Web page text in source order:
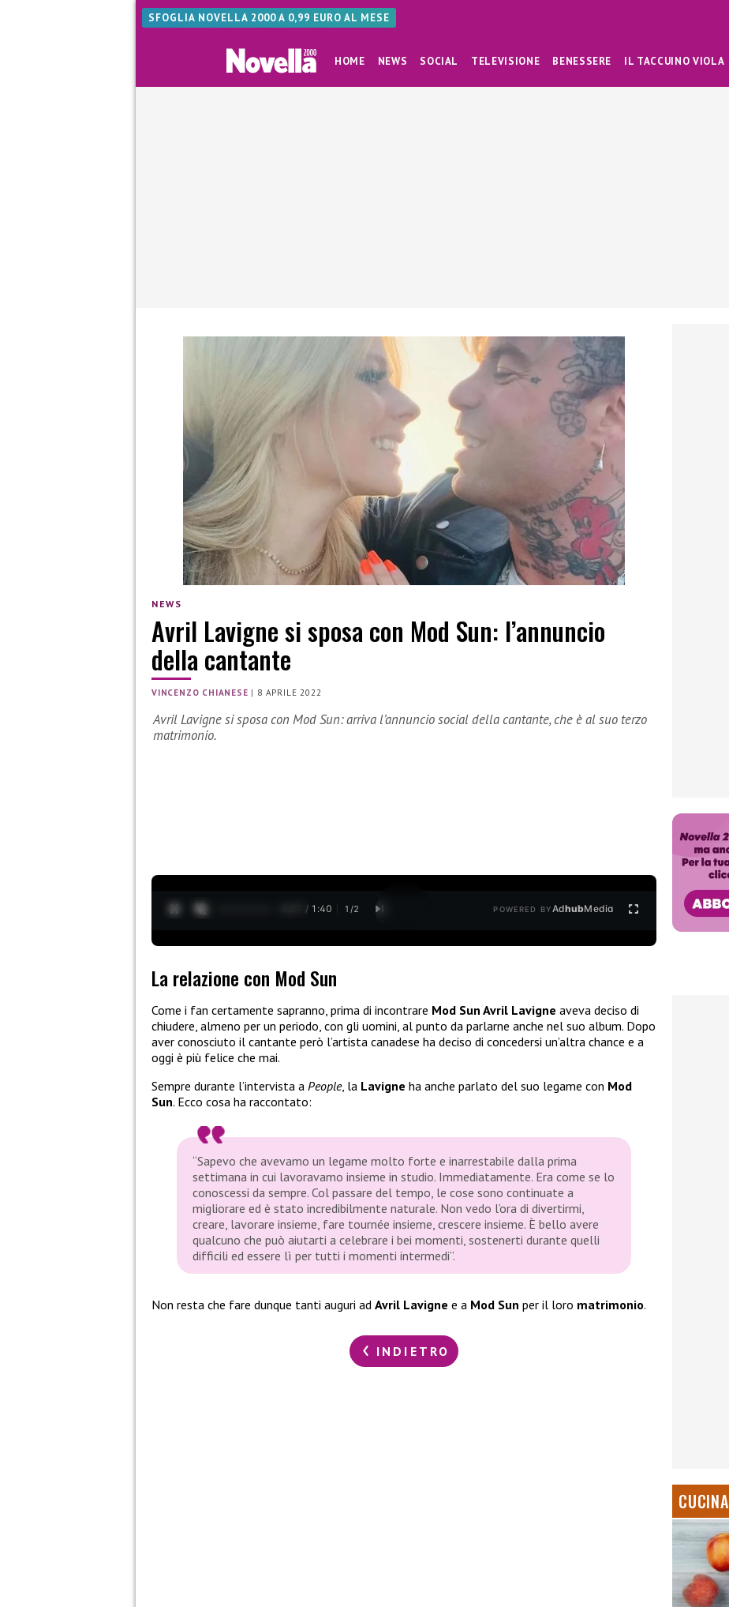
SFOGLIA NOVELLA 2000 A 0,99 EURO AL MESE
HOME NEWS SOCIAL TELEVISIONE BENESSERE IL TACCUINO VIOLA
NEWS
Avril Lavigne si sposa con Mod Sun: l’annuncio
della cantante
VINCENZO CHIANESE | 8 APRILE 2022
Avril Lavigne si sposa con Mod Sun: arriva l’annuncio social della cantante, che è al suo terzo
matrimonio.
0:28 / 1:40 1 /2 POWERED BYAdhubMedia
La relazione con Mod Sun
Come i fan certamente sapranno, prima di incontrare Mod Sun Avril Lavigne aveva deciso di
chiudere, almeno per un periodo, con gli uomini, al punto da parlarne anche nel suo album. Dopo
aver conosciuto il cantante però l’artista canadese ha deciso di concedersi un’altra chance e a
oggi è più felice che mai.
Sempre durante l’intervista a People, la Lavigne ha anche parlato del suo legame con Mod
Sun. Ecco cosa ha raccontato:
“Sapevo che avevamo un legame molto forte e inarrestabile dalla prima
settimana in cui lavoravamo insieme in studio. Immediatamente. Era come se lo
conoscessi da sempre. Col passare del tempo, le cose sono continuate a
migliorare ed è stato incredibilmente naturale. Non vedo l’ora di divertirmi,
creare, lavorare insieme, fare tournée insieme, crescere insieme. È bello avere
qualcuno che può aiutarti a celebrare i bei momenti, sostenerti durante quelli
difficili ed essere lì per tutti i momenti intermedi”.
Non resta che fare dunque tanti auguri ad Avril Lavigne e a Mod Sun per il loro matrimonio.
INDIETRO
CUCINA